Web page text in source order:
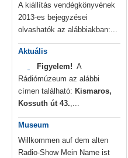
A kiállítás vendégkönyvének
2013-es bejegyzései
olvashatók az alábbiakban:...
Aktuális
Figyelem! A
Rádiómúzeum az alábbi
címen található: Kismaros,
Kossuth út 43.,...
Museum
Willkommen auf dem alten
Radio-Show Mein Name ist